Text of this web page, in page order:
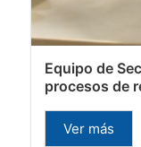
Equipo de
procesos de
Ver más